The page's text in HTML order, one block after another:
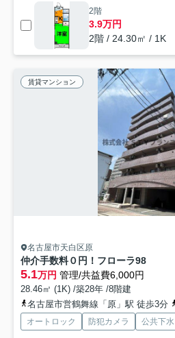
2階
3.9万円
2階 / 24.30㎡ / 1K
賃貸マンション
名古屋市天白区原
仲介手数料０円！フローラ98
5.1万円 管理/共益費6,000円
28.46㎡ (1K) /築28年 /8階建
名古屋市営鶴舞線「原」駅 徒歩3分
オートロック 防犯カメラ 公共下水